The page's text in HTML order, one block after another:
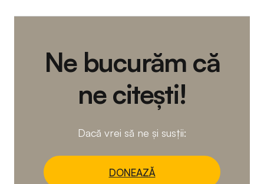
Ne bucurăm că
ne citești!
Dacă vrei să ne și susții:
DONEAZĂ